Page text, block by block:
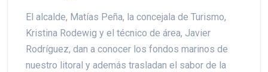
El alcalde, Matías Peña, la concejala de Turismo,
Kristina Rodewig y el técnico de área, Javier
Rodríguez, dan a conocer los fondos marinos de
nuestro litoral y además trasladan el sabor de la